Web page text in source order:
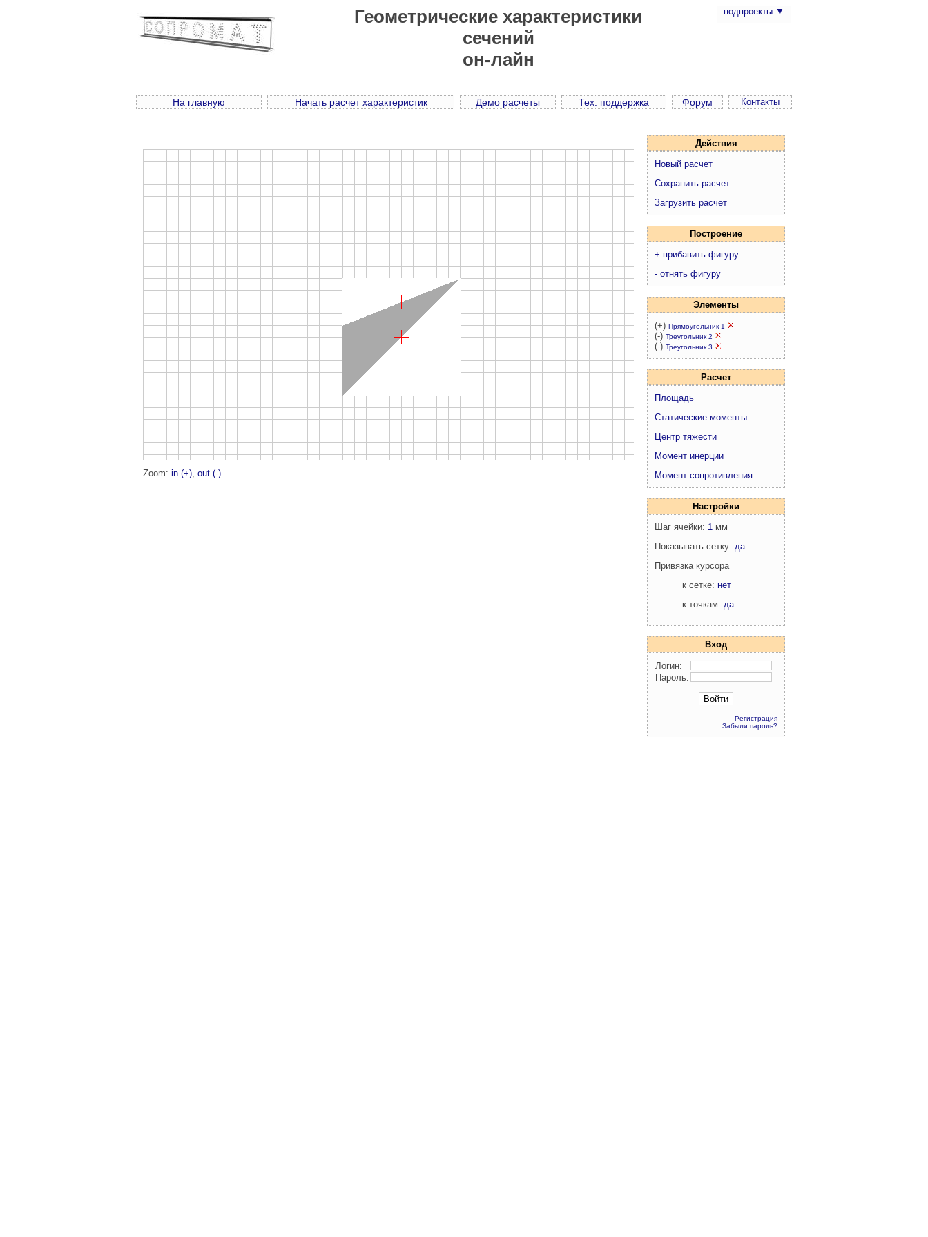
Геометрические характеристики
сечений
он-лайн
подпроекты ▼
На главную Начать расчет характеристик Демо расчеты Тех. поддержка Форум Контакты
Zoom: in (+), out (-)
Действия
Новый расчет
Сохранить расчет
Загрузить расчет
Построение
+ прибавить фигуру
- отнять фигуру
Элементы
(+) Прямоугольник 1
(-) Треугольник 2
(-) Треугольник 3
Расчет
Площадь
Статические моменты
Центр тяжести
Момент инерции
Момент сопротивления
Настройки
Шаг ячейки: 1 мм
Показывать сетку: да
Привязка курсора
к сетке: нет
к точкам: да
Вход
Логин:
Пароль:
Регистрация
Забыли пароль?